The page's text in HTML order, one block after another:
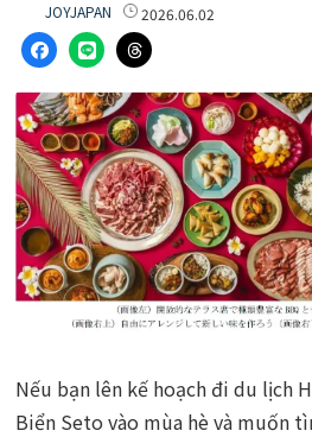
JOYJAPAN 2026.06.02
Nếu bạn lên kế hoạch đi du lịch
Biển Seto vào mùa hè và muốn